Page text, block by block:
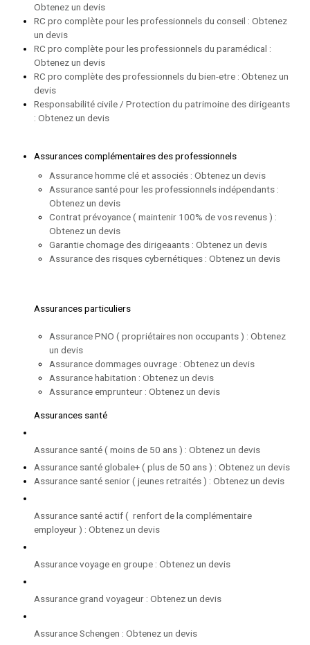
Obtenez un devis
RC pro complète pour les professionnels du conseil : Obtenez
un devis
RC pro complète pour les professionnels du paramédical :
Obtenez un devis
RC pro complète des professionnels du bien-etre : Obtenez un
devis
Responsabilité civile / Protection du patrimoine des dirigeants
: Obtenez un devis
Assurances complémentaires des professionnels
Assurance homme clé et associés : Obtenez un devis
Assurance santé pour les professionnels indépendants :
Obtenez un devis
Contrat prévoyance ( maintenir 100% de vos revenus ) :
Obtenez un devis
Garantie chomage des dirigeaants : Obtenez un devis
Assurance des risques cybernétiques : Obtenez un devis
Assurances particuliers
Assurance PNO ( propriétaires non occupants ) : Obtenez
un devis
Assurance dommages ouvrage : Obtenez un devis
Assurance habitation : Obtenez un devis
Assurance emprunteur : Obtenez un devis
Assurances santé
Assurance santé ( moins de 50 ans ) : Obtenez un devis
Assurance santé globale+ ( plus de 50 ans ) : Obtenez un devis
Assurance santé senior ( jeunes retraités ) : Obtenez un devis
Assurance santé actif ( renfort de la complémentaire
employeur ) : Obtenez un devis
Assurance voyage en groupe : Obtenez un devis
Assurance grand voyageur : Obtenez un devis
Assurance Schengen : Obtenez un devis